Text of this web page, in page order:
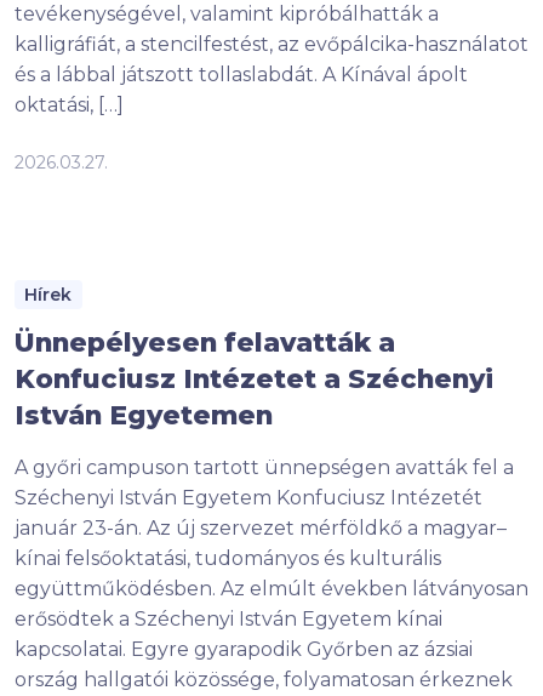
tevékenységével, valamint kipróbálhatták a
kalligráfiát, a stencilfestést, az evőpálcika-használatot
és a lábbal játszott tollaslabdát. A Kínával ápolt
oktatási, […]
2026.03.27.
Hírek
Ünnepélyesen felavatták a
Konfuciusz Intézetet a Széchenyi
István Egyetemen
A győri campuson tartott ünnepségen avatták fel a
Széchenyi István Egyetem Konfuciusz Intézetét
január 23-án. Az új szervezet mérföldkő a magyar–
kínai felsőoktatási, tudományos és kulturális
együttműködésben. Az elmúlt években látványosan
erősödtek a Széchenyi István Egyetem kínai
kapcsolatai. Egyre gyarapodik Győrben az ázsiai
ország hallgatói közössége, folyamatosan érkeznek